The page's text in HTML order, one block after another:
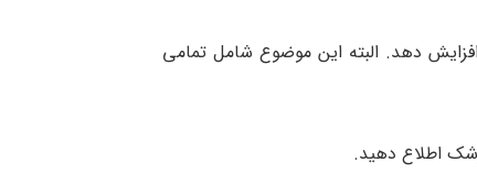
دهد. البته این موضوع شامل تمامی
اطلاع دهید.